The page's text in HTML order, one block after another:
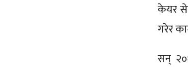
केयर
गरेर
सन्